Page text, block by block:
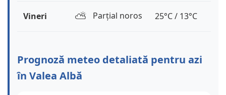
Vineri ⛅️ Parțial noros 25°C / 13°C
Prognoză meteo detaliată pentru azi
în Valea Albă